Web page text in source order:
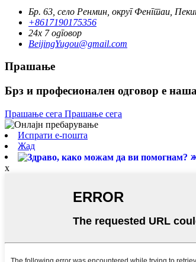
Бр. 63, село Ренмин, округ Фенгтаи,
+8617190175356
24x 7 одговор
BeijingYugou@gmail.com
Прашање
Брз и професионален одговор е
Прашање сега Прашање сега
Испрати е-пошта
Жад
x